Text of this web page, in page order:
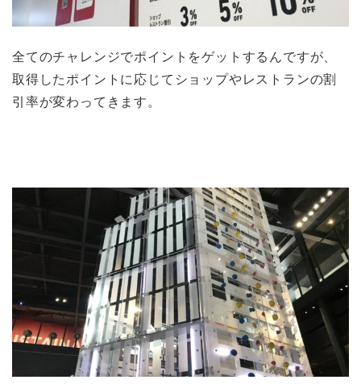
全てのチャレンジでポイントをゲットするんですが、
取得したポイントに応じてショップやレストランの割
引率が変わってきます。